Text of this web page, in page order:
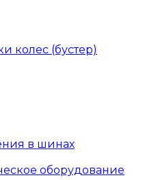
колес (бустер)
в шинах
оборудование